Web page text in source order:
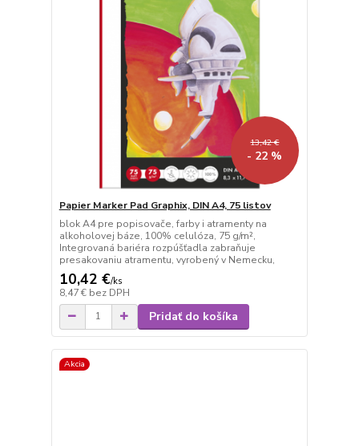
13,42 €
- 22 %
Papier Marker Pad Graphix, DIN A4, 75 listov
blok A4 pre popisovače, farby i atramenty na
alkoholovej báze, 100% celulóza, 75 g/m²,
Integrovaná bariéra rozpúšťadla zabraňuje
presakovaniu atramentu, vyrobený v Nemecku,
10,42 €/ks
8,47 € bez DPH
Pridať do košíka
Akcia